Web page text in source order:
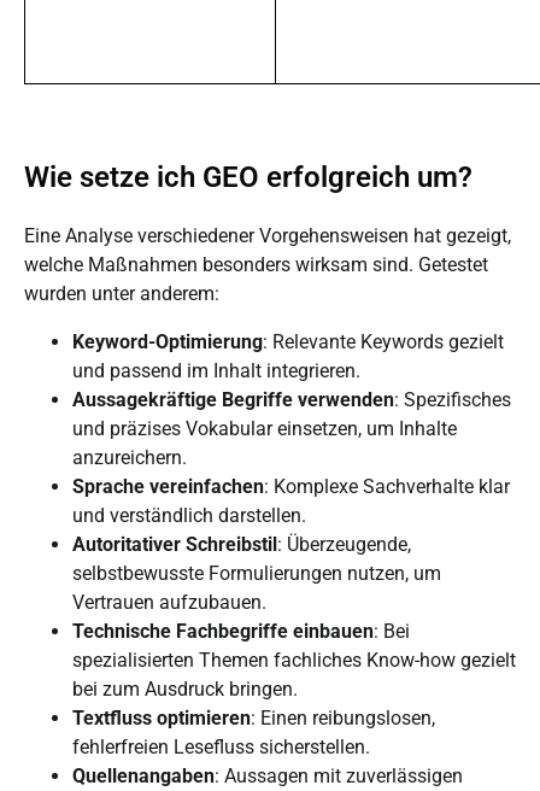
Wie setze ich GEO erfolgreich um?
Eine Analyse verschiedenerVorgehensweisen hat gezeigt,
welche Maßnahmen besonders wirksam sind. Getestet
wurden unter anderem:
Keyword-Optimierung: Relevante Keywords gezielt
und passend im Inhalt integrieren.
Aussagekräftige Begriffe verwenden: Spezifisches
und präzises Vokabular einsetzen, um Inhalte
anzureichern.
Sprache vereinfachen: Komplexe Sachverhalte klar
und verständlich darstellen.
Autoritativer Schreibstil: Überzeugende,
selbstbewusste Formulierungen nutzen, um
Vertrauen aufzubauen.
Technische Fachbegriffe einbauen: Bei
spezialisierten Themen fachliches Know-how gezielt
bei zum Ausdruck bringen.
Textfluss optimieren: Einen reibungslosen,
fehlerfreien Lesefluss sicherstellen.
Quellenangaben: Aussagen mit zuverlässigen